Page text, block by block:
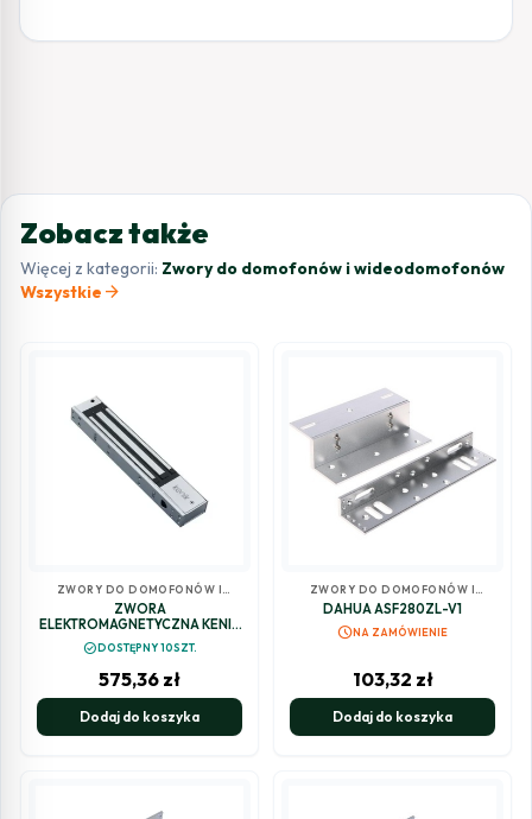
Zobacz także
Więcej z kategorii: Zwory do domofonów i wideodomofonów
Wszystkie arrow_forward
ZWORY DO DOMOFONÓW I
WIDEODOMOFONÓW
ZWORA
ELEKTROMAGNETYCZNA KENIK
KG-ML500F
check_circleDOSTĘPNY 10SZT.
575,36 zł
Dodaj do koszyka
ZWORY DO DOMOFONÓW I
WIDEODOMOFONÓW
DAHUA ASF280ZL-V1
scheduleNA ZAMÓWIENIE
103,32 zł
Dodaj do koszyka